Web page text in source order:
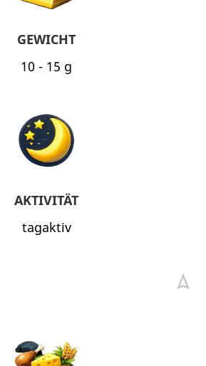
GEWICHT
10 - 15 g
AKTIVITÄT
tagaktiv